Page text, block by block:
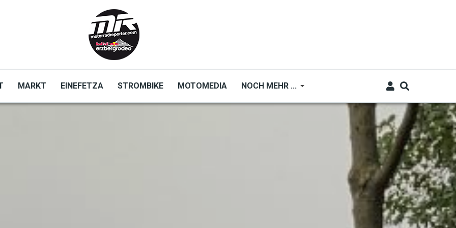
MARKT EINEFETZA STROMBIKE MOTOMEDIA NOCH MEHR ...